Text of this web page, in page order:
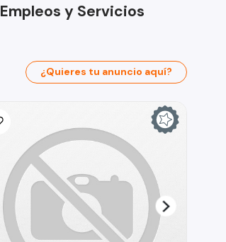
Empleos y Servicios
¿Quieres tu anuncio aquí?